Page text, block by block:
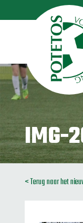
IMG-
< Terug naar het